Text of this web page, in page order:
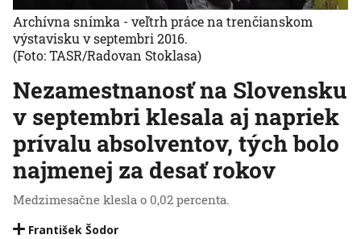
Nezamestnanosť na Slovensku
v septembri klesala aj napriek
prívalu absolventov, tých bolo
najmenej za desať rokov
Medzimesačne klesla o 0,02 percenta.
František Šodor
Archívna snímka - veľtrh práce na trenčianskom
výstavisku v septembri 2016.
(Foto: TASR/Radovan Stoklasa)